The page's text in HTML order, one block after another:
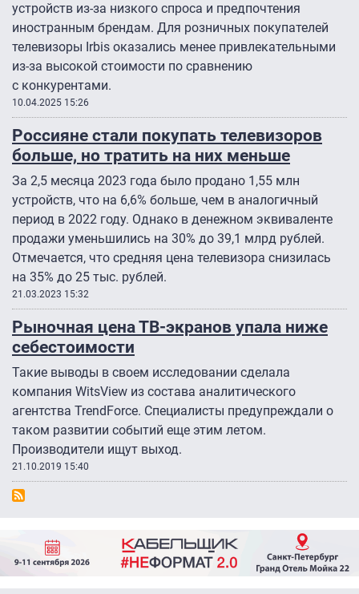
устройств из-за низкого спроса и предпочтения
иностранным брендам. Для розничных покупателей
телевизоры Irbis оказались менее привлекательными
из-за высокой стоимости по сравнению
с конкурентами.
10.04.2025 15:26
Россияне стали покупать телевизоров
больше, но тратить на них меньше
За 2,5 месяца 2023 года было продано 1,55 млн
устройств, что на 6,6% больше, чем в аналогичный
период в 2022 году. Однако в денежном эквиваленте
продажи уменьшились на 30% до 39,1 млрд рублей.
Отмечается, что средняя цена телевизора снизилась
на 35% до 25 тыс. рублей.
21.03.2023 15:32
Рыночная цена ТВ-экранов упала ниже
себестоимости
Такие выводы в своем исследовании сделала
компания WitsView из состава аналитического
агентства TrendForce. Специалисты предупреждали о
таком развитии событий еще этим летом.
Производители ищут выход.
21.10.2019 15:40